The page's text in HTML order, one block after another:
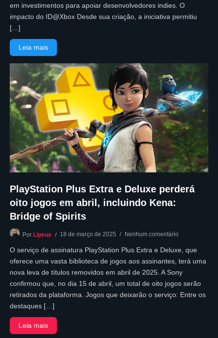
em investimentos para apoiar desenvolvedores indies. O
impacto do ID@Xbox Desde sua criação, a iniciativa permitiu
[…]
Leia mais
PlayStation Plus Extra e Deluxe perderá
oito jogos em abril, incluindo Kena:
Bridge of Spirits
Por Lipeux 18 de março de 2025 Nenhum comentário
O serviço de assinatura PlayStation Plus Extra e Deluxe, que
oferece uma vasta biblioteca de jogos aos assinantes, terá uma
nova leva de títulos removidos em abril de 2025. A Sony
confirmou que, no dia 15 de abril, um total de oito jogos serão
retirados da plataforma. Jogos que deixarão o serviço: Entre os
destaques […]
Leia mais